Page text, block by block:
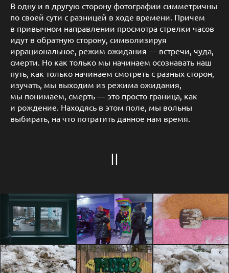
В одну и в другую сторону фотографии симметричны
по своей сути с разницей в ходе времени. Причем
в привычном направлении просмотра стрелки часов
идут в обратную сторону, символизируя
иррациональное, режим ожидания — встречи, чуда,
смерти. Но как только мы начинаем осознавать наш
путь, как только начинаем смотреть с разных сторон,
изучать, мы выходим из режима ожидания,
мы понимаем, смерть — это просто граница, как
и рождение. Находясь в этом поле, мы вольны
выбирать, на что потратить данное нам время.
II